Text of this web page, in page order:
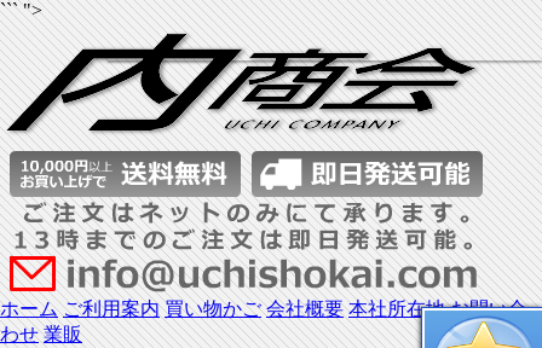
``` ">
ホーム ご利用案内 買い物かご 会社概要 本社所在地 お問い合
わせ 業販